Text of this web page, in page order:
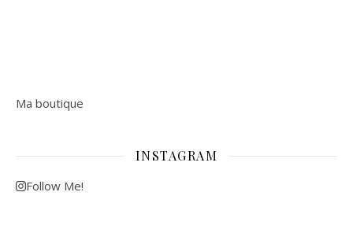
Ma boutique
INSTAGRAM
Follow Me!